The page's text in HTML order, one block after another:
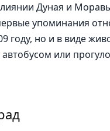
Дуная и
упоминания
году, но и в виде
или